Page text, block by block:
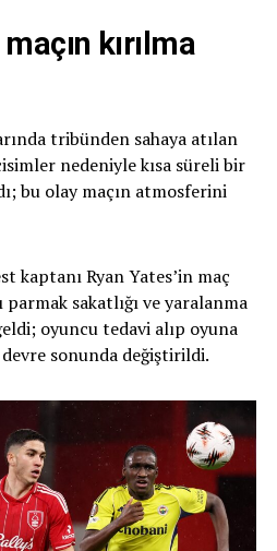
kırılma
tribünden sahaya atılan
nedeniyle kısa süreli bir
bu olay maçın atmosferini
kaptanı Ryan Yates’in maç
parmak sakatlığı ve yaralanma
oyuncu tedavi alıp oyuna
sonunda değiştirildi.